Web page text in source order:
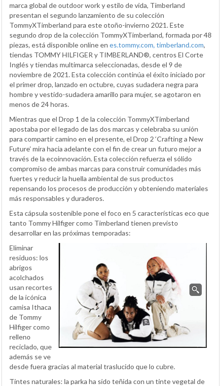
marca global de outdoor work y estilo de vida, Timberland
presentan el segundo lanzamiento de su colección
TommyXTimberland para este otoño-invierno 2021. Este
segundo drop de la colección TommyXTimberland, formada por 48
piezas, está disponible online en es.tommy.com, timberland.com,
tiendas TOMMY HILFIGER y TIMBERLAND®, centros El Corte
Inglés y tiendas multimarca seleccionadas, desde el 9 de
noviembre de 2021. Esta colección continúa el éxito iniciado por
el primer drop, lanzado en octubre, cuyas sudadera negra para
hombre y vestido-sudadera amarillo para mujer, se agotaron en
menos de 24 horas.
Mientras que el Drop 1 de la colección TommyXTimberland
apostaba por el legado de las dos marcas y celebraba su unión
para compartir camino en el presente, el Drop 2 ‘Crafting a New
Future’ mira hacia adelante con el fin de crear un futuro mejor a
través de la ecoinnovación. Esta colección refuerza el sólido
compromiso de ambas marcas para construir comunidades más
fuertes y reducir la huella ambiental de sus productos
repensando los procesos de producción y obteniendo materiales
más responsables y duraderos.
Esta cápsula sostenible pone el foco en 5 características eco que
tanto Tommy Hilfiger como Timberland tienen previsto
desarrollar en las próximas temporadas:
Eliminar
residuos: los
abrigos
acolchados
usan recortes
de la icónica
camisa Ithaca
de Tommy
Hilfiger como
relleno
reciclado, que
además se ve
desde fuera gracias al material traslucido que lo cubre.
Tintes naturales: la parka ha sido teñida con un tinte vegetal de